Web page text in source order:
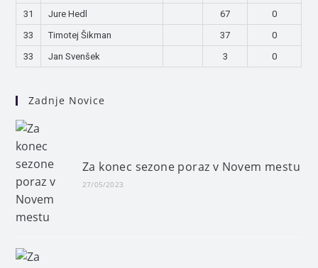
31
Jure Hedl 67
0
33
Timotej Šikman 37
0
33
Jan Svenšek 3 0
Zadnje Novice
Za konec sezone poraz v Novem mestu
27/05/2023